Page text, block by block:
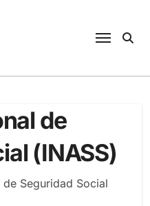
de
(INASS)
Seguridad Social